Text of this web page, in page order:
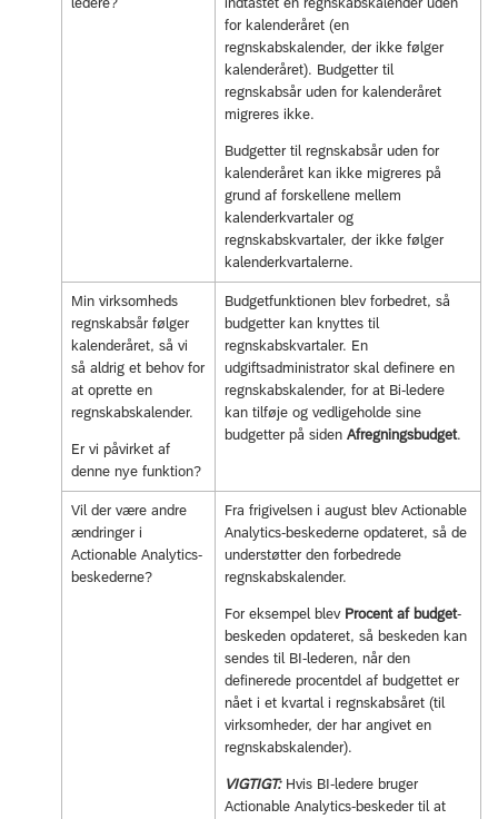
for kalenderåret (en
regnskabskalender, der ikke følger
kalenderåret). Budgetter til
regnskabsår uden for kalenderåret
migreres ikke.
Budgetter til regnskabsår uden for
kalenderåret kan ikke migreres på
grund af forskellene mellem
kalenderkvartaler og
regnskabskvartaler, der ikke følger
kalenderkvartalerne.
Min virksomheds
regnskabsår følger
kalenderåret, så vi
så aldrig et behov for
at oprette en
regnskabskalender.
Er vi påvirket af
denne nye funktion?
Budgetfunktionen blev forbedret, så
budgetter kan knyttes til
regnskabskvartaler. En
udgiftsadministrator skal definere en
regnskabskalender, for at Bi-ledere
kan tilføje og vedligeholde sine
budgetter på siden Afregningsbudget.
Vil der være andre
ændringer i
Actionable Analytics-
beskederne?
Fra frigivelsen i august blev Actionable
Analytics-beskederne opdateret, så de
understøtter den forbedrede
regnskabskalender.
For eksempel blev Procent af budget-
beskeden opdateret, så beskeden kan
sendes til BI-lederen, når den
definerede procentdel af budgettet er
nået i et kvartal i regnskabsåret (til
virksomheder, der har angivet en
regnskabskalender).
VIGTIGT:Hvis BI-ledere bruger
Actionable Analytics-beskeder til at